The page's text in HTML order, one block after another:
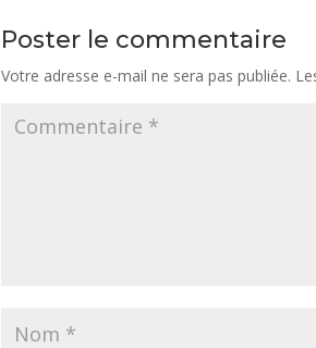
Poster le commentaire
Votre adresse e-mail ne sera pas publiée.